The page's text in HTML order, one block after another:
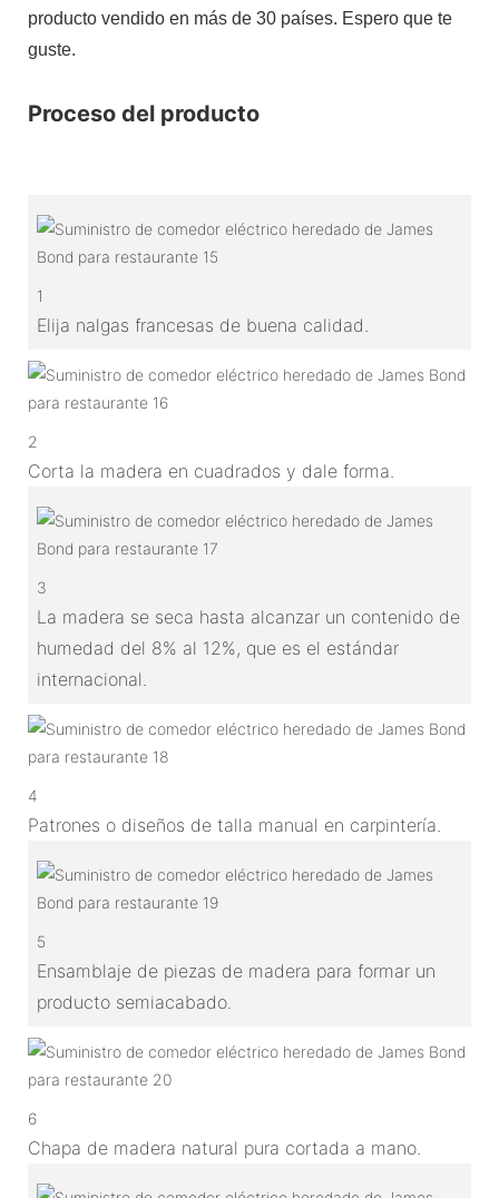
producto vendido en más de 30 países. Espero que te
guste.
Proceso del producto
1
Elija nalgas francesas de buena calidad.
2
Corta la madera en cuadrados y dale forma.
3
La madera se seca hasta alcanzar un contenido de
humedad del 8% al 12%, que es el estándar
internacional.
4
Patrones o diseños de talla manual en carpintería.
5
Ensamblaje de piezas de madera para formar un
producto semiacabado.
6
Chapa de madera natural pura cortada a mano.